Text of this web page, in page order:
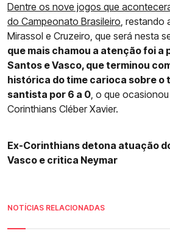
Dentre os nove jogos que
do Campeonato Brasileiro, restando
Mirassol e Cruzeiro, que será nesta
que mais chamou a atenção foi a
Santos e Vasco, que terminou
histórica do time carioca sobre o
santista por 6 a 0, o que
Corinthians Cléber Xavier.
Ex-Corinthians detona atuação
Vasco e critica Neymar
NOTÍCIAS RELACIONADAS